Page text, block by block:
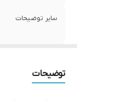
سایر توضیحات
توضیحات